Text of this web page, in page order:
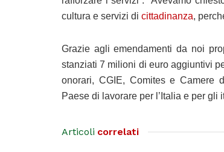
cultura e servizi di cittadinanza,
Grazie agli emendamenti da noi
stanziati 7 milioni di euro aggiuntivi
onorari, CGIE, Comites e Camere
Paese di lavorare per l’Italia e per gli
Articoli correlati